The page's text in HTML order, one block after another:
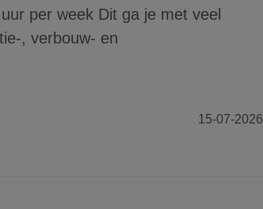
per week Dit ga je met veel
, verbouw- en
15-07-2026